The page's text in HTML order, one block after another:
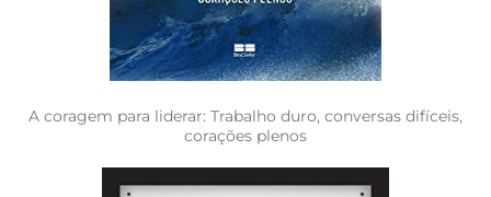
A coragem para liderar: Trabalho duro, conversas difíceis,
corações plenos